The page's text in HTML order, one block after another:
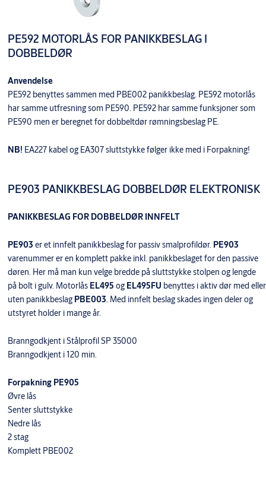
PE592 MOTORLÅS FOR PANIKKBESLAG I
DOBBELDØR
Anvendelse
PE592 benyttes sammen med PBE002 panikkbeslag. PE592 motorlås
har samme utfresning som PE590. PE592 har samme funksjoner som
PE590 men er beregnet for dobbeltdør rømningsbeslag PE.
NB! EA227 kabel og EA307 sluttstykke følger ikke med i Forpakning!
PE903 PANIKKBESLAG DOBBELDØR ELEKTRONISK
PANIKKBESLAG FOR DOBBELDØR INNFELT
PE903 er et innfelt panikkbeslag for passiv smalprofildør. PE903
varenummer er en komplett pakke inkl. panikkbeslaget for den passive
døren. Her må man kun velge bredde på sluttstykke stolpen og lengde
på bolt i gulv. Motorlås EL495 og EL495FU benyttes i aktiv dør med eller
uten panikkbeslag PBE003. Med innfelt beslag skades ingen deler og
utstyret holder i mange år.
Branngodkjent i Stålprofil SP 35000
Branngodkjent i 120 min.
Forpakning PE905
Øvre lås
Senter sluttstykke
Nedre lås
2 stag
Komplett PBE002